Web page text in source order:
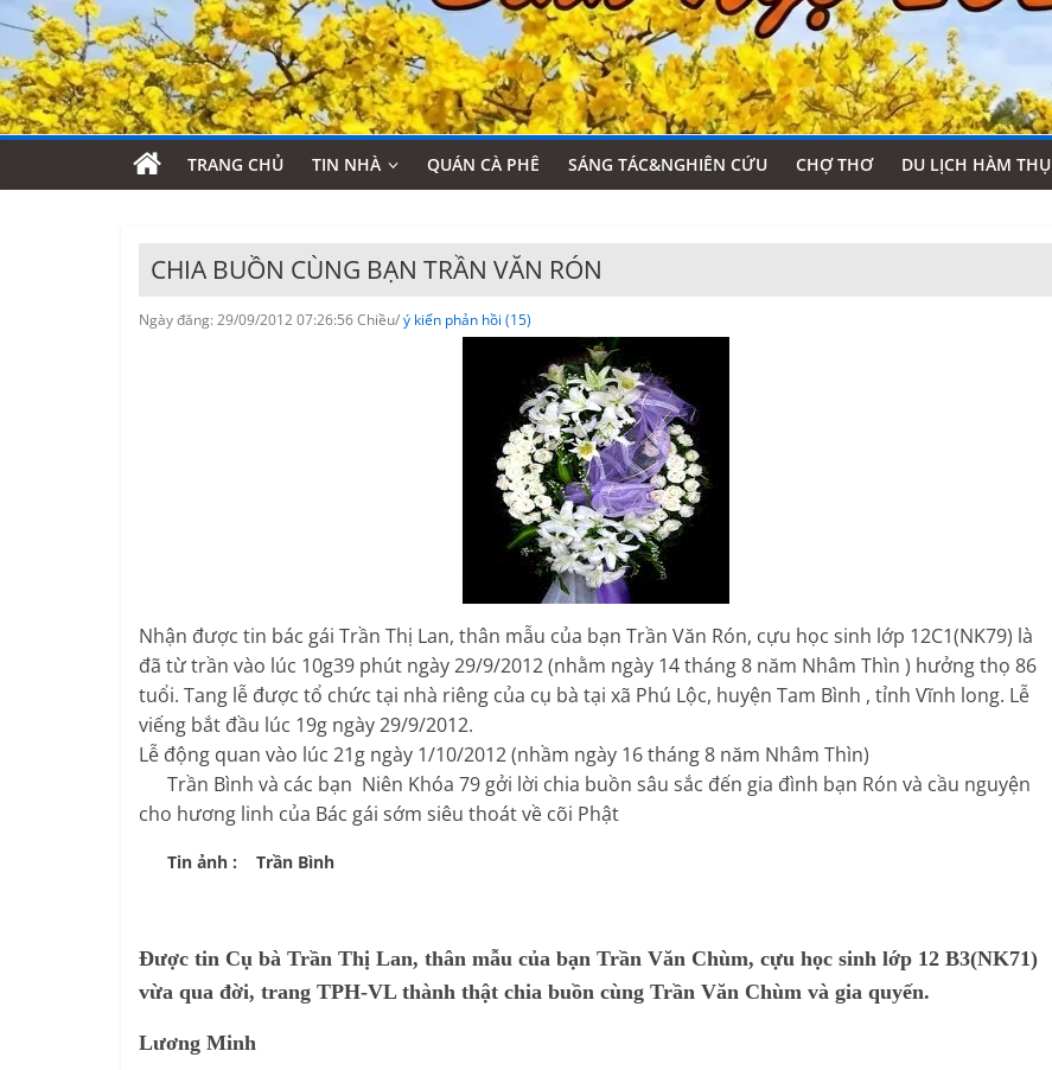
TRANG CHỦ TIN NHÀ QUÁN CÀ PHÊ SÁNG TÁC&NGHIÊN CỨU CHỢ THƠ DU LỊCH HÀM THỤ
CHIA BUỒN CÙNG BẠN TRẦN VĂN RÓN
Ngày đăng: 29/09/2012 07:26:56 Chiều/ý kiến phản hồi (15)
Nhận được tin bác gái Trần Thị Lan, thân mẫu của bạn Trần Văn Rón, cựu học sinh lớp 12C1(NK79) là
đã từ trần vào lúc 10g39 phút ngày 29/9/2012 (nhằm ngày 14 tháng 8 năm Nhâm Thìn ) hưởng thọ 86
tuổi. Tang lễ được tổ chức tại nhà riêng của cụ bà tại xã Phú Lộc, huyện Tam Bình , tỉnh Vĩnh long. Lễ
viếng bắt đầu lúc 19g ngày 29/9/2012.
Lễ động quan vào lúc 21g ngày 1/10/2012 (nhầm ngày 16 tháng 8 năm Nhâm Thìn)
Trần Bình và các bạn Niên Khóa 79 gởi lời chia buồn sâu sắc đến gia đình bạn Rón và cầu nguyện
cho hương linh của Bác gái sớm siêu thoát về cõi Phật
Tin ảnh : Trần Bình
Được tin Cụ bà Trần Thị Lan, thân mẫu của bạn Trần Văn Chùm, cựu học sinh lớp 12 B3(NK71)
vừa qua đời, trang TPH-VL thành thật chia buồn cùng Trần Văn Chùm và gia quyến.
Lương Minh